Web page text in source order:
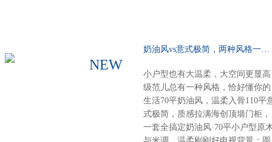
NEW
小户型也有大温柔，大空间更显高
级范儿总有一种风格，恰好懂你的
生活70平奶油风，温柔入骨110平
式极简，质感拉满海创顶墙门柜，
一套全搞定奶油风·70平小户型原